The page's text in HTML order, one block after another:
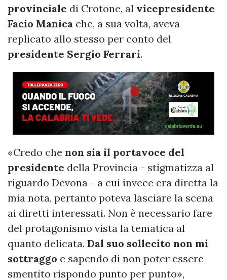
provinciale di Crotone, al vicepresidente
Facio Manica che, a sua volta, aveva
replicato allo stesso per conto del
presidente Sergio Ferrari.
«Credo che non sia il portavoce del
presidente della Provincia - stigmatizza al
riguardo Devona - a cui invece era diretta la
mia nota, pertanto poteva lasciare la scena
ai diretti interessati. Non è necessario fare
del protagonismo vista la tematica al
quanto delicata. Dal suo sollecito non mi
sottraggo e sapendo di non poter essere
smentito rispondo punto per punto»,